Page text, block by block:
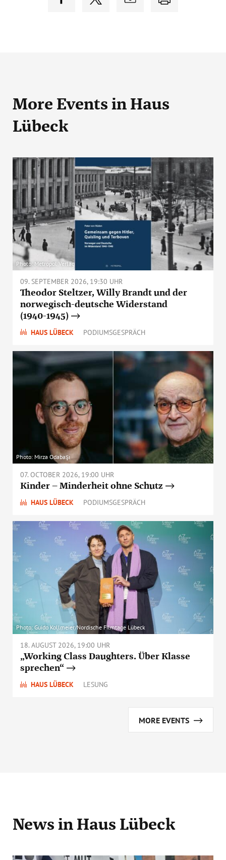
More Events in Haus
Lübeck
Photo: Metropol Verlag
09. SEPTEMBER 2026, 19:30 UHR
Theodor Steltzer, Willy Brandt und der
norwegisch-deutsche Widerstand
(1940-1945)
HAUS LÜBECK PODIUMSGESPRÄCH
Photo: Mirza Odabaşı
07. OCTOBER 2026, 19:00 UHR
Kinder – Minderheit ohne Schutz
HAUS LÜBECK PODIUMSGESPRÄCH
Photo: Guido Kollmeier/Nordische Filmtage Lübeck
18. AUGUST 2026, 19:00 UHR
„Working Class Daughters. Über Klasse
sprechen“
HAUS LÜBECK LESUNG
MORE EVENTS
News in Haus Lübeck